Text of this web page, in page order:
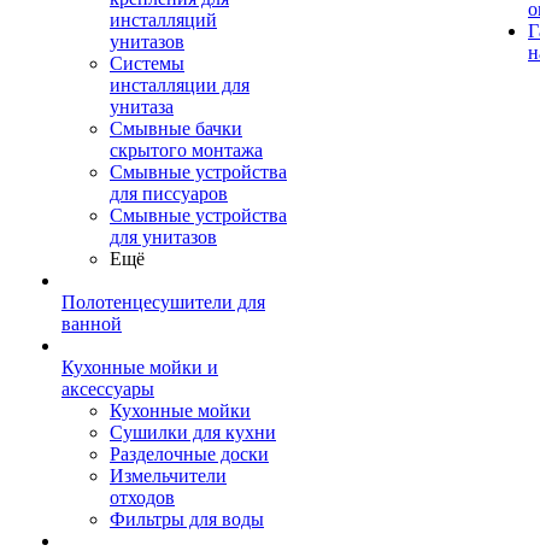
инсталляций
унитазов
Системы
инсталляции для
унитаза
Смывные бачки
скрытого монтажа
Смывные устройства
для писсуаров
Смывные устройства
для унитазов
Ещё
Полотенцесушители для
ванной
Кухонные мойки и
аксессуары
Кухонные мойки
Сушилки для кухни
Разделочные доски
Измельчители
отходов
Фильтры для воды